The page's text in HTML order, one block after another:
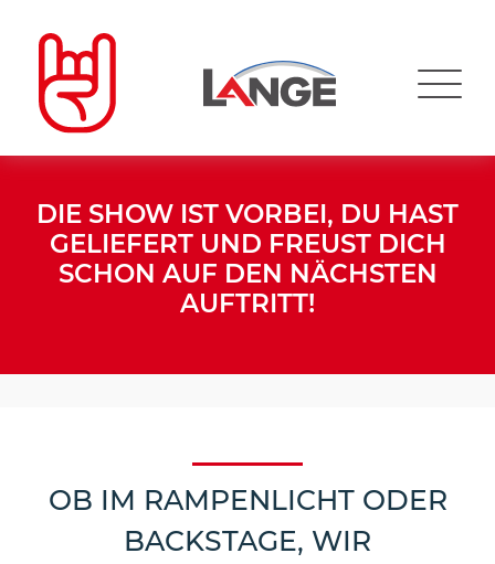
DIE SHOW IST VORBEI, DU HAST
GELIEFERT UND FREUST DICH
SCHON AUF DEN NÄCHSTEN
AUFTRITT!
OB IM RAMPENLICHT ODER
BACKSTAGE, WIR